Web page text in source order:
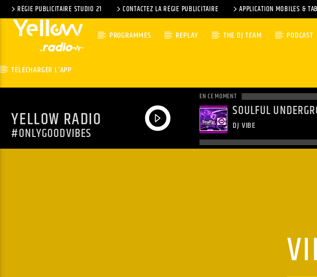
RÉGIE PUBLICITAIRE STUDIO 21 CONTACTEZ LA RÉGIE PUBLICITAIRE APPLICATION MOBILES &
PROGRAMMES REPLAY THE DJ TEAM PODCAST
TÉLÉCHARGER L’APP
YELLOW RADIO
#ONLYGOODVIBES
EN CE MOMENT
SOULFUL
DJ VIBE